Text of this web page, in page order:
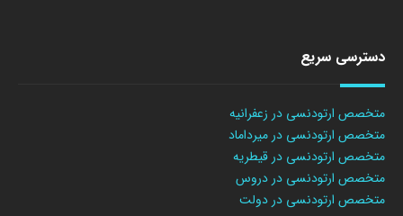
دسترسی سریع
متخصص ارتودنسی در زعفرانیه
متخصص ارتودنسی در میرداماد
متخصص ارتودنسی در قیطریه
متخصص ارتودنسی در دروس
متخصص ارتودنسی در دولت